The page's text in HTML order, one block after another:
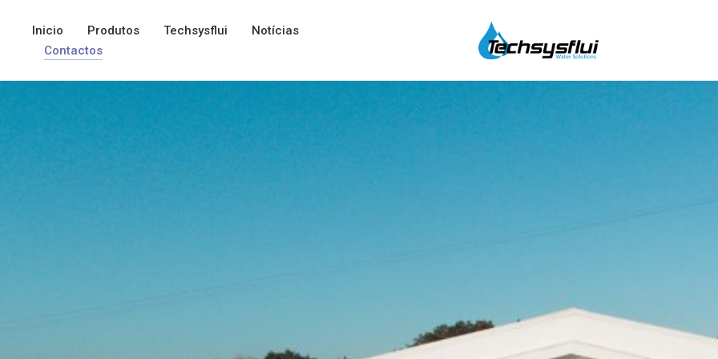
Inicio Produtos Techsysflui
Notícias
Contactos